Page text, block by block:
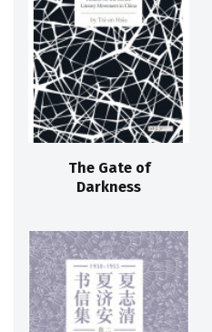
The Gate of
Darkness